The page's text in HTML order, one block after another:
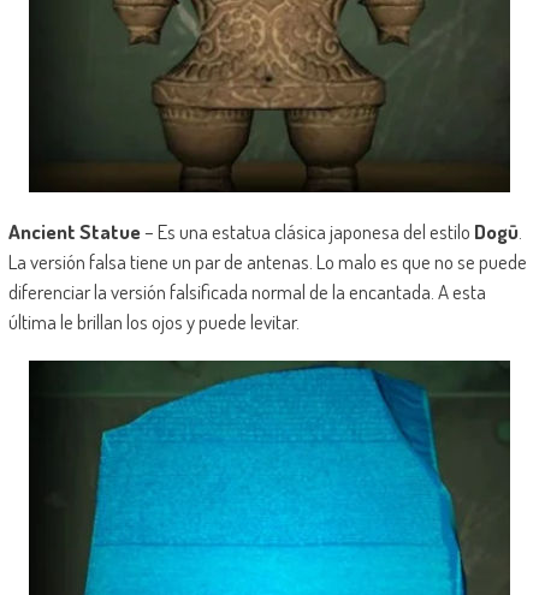
Ancient Statue– Es una estatua clásica japonesa del estilo Dogū.
La versión falsa tiene un par de antenas. Lo malo es que no se puede
diferenciar la versión falsificada normal de la encantada. A esta
última le brillan los ojos y puede levitar.